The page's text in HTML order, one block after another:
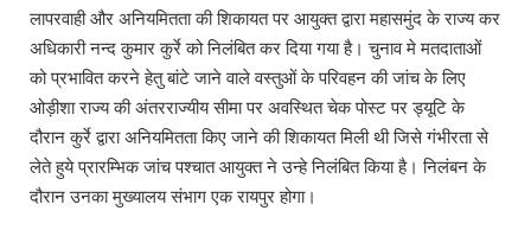
लापरवाही और अनियमितता की शिकायत पर आयुक्त द्वारा महासमुंद के राज्य कर
अधिकारी नन्द कुमार कुर्रे को निलंबित कर दिया गया है। चुनाव मे मतदाताओं
को प्रभावित करने हेतु बांटे जाने वाले वस्तुओं के परिवहन की जांच के लिए
ओड़ीशा राज्य की अंतरराज्यीय सीमा पर अवस्थित चेक पोस्ट पर ड्यूटि के
दौरान कुर्रे द्वारा अनियमितता किए जाने की शिकायत मिली थी जिसे गंभीरता से
लेते हुये प्रारम्भिक जांच पश्चात आयुक्त ने उन्हे निलंबित किया है। निलंबन के
दौरान उनका मुख्यालय संभाग एक रायपुर होगा।